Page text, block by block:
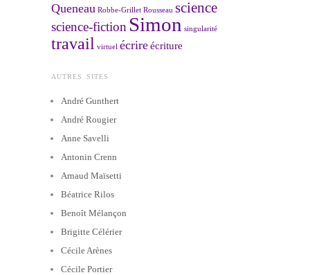
Queneau Robbe-Grillet Rousseau science
science-fiction Simon singularité
travail virtuel écrireécriture
AUTRES SITES
André Gunthert
André Rougier
Anne Savelli
Antonin Crenn
Arnaud Maïsetti
Béatrice Rilos
Benoît Mélançon
Brigitte Célérier
Cécile Arènes
Cécile Portier